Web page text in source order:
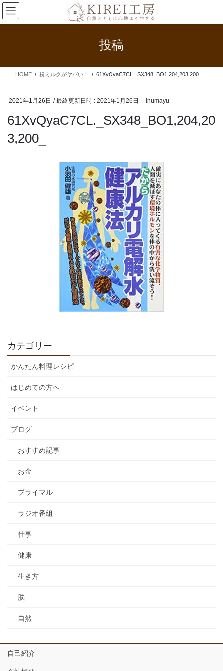
コ
ン
テ
ス
ナ
ビ
ゲ
ン
投稿
HOME 粉ミルクがヤバい！ 61XvQyaC7CL._SX348_BO1,204,203,200_
2021年1月26日 / 最終更新日時 : 2021年1月26日 inumayu
61XvQyaC7CL._SX348_BO1,204,20
3,200_
カテゴリー
かんたん料理レシピ
はじめての方へ
イベント
ブログ
おすすめ記事
お金
プライマル
ラジオ番組
仕事
健康
生き方
脳
自然
自己紹介